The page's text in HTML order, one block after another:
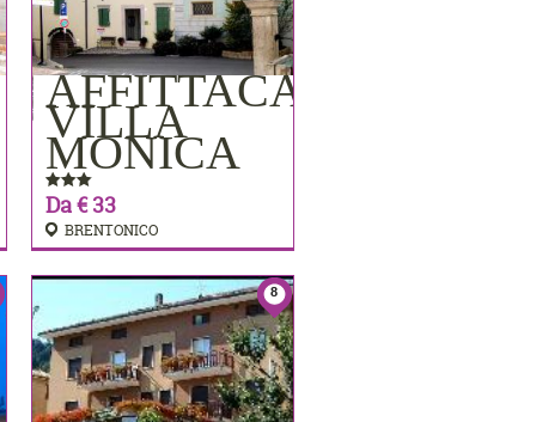
AFFITTACAMERE
VILLA
MONICA
Da € 33
BRENTONICO
PRENOTA
8